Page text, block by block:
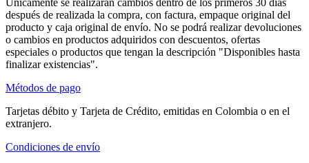
Únicamente se realizarán cambios dentro de los primeros 30 días
después de realizada la compra, con factura, empaque original del
producto y caja original de envío. No se podrá realizar devoluciones
o cambios en productos adquiridos con descuentos, ofertas
especiales o productos que tengan la descripción "Disponibles hasta
finalizar existencias".
Métodos de pago
Tarjetas débito y Tarjeta de Crédito, emitidas en Colombia o en el
extranjero.
Condiciones de envío